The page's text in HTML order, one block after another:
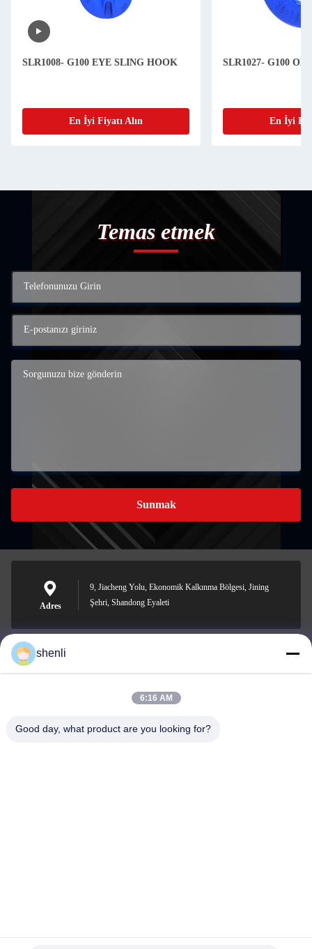
SLR1008- G100 EYE SLING HOOK
En İyi Fiyatı Alın
SLR1027- G100
En İyi
Temas etmek
Sunmak
Adres
9, Jiacheng Yolu, Ekonomik Kalkınma Bölgesi, Jining
Şehri, Shandong Eyaleti
shenli@shenlirigging.com
shenli
6:16 AM
Good day, what product are you looking for?